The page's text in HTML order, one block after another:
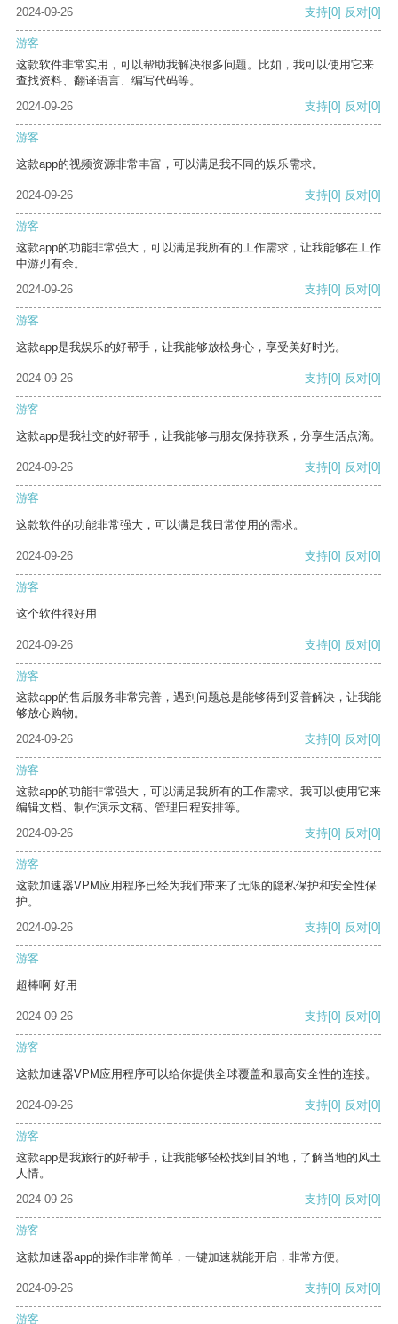
2024-09-26
支持[0] 反对[0]
游客
这款软件非常实用，可以帮助我解决很多问题。比如，我可以使用它来
查找资料、翻译语言、编写代码等。
2024-09-26
支持[0] 反对[0]
游客
这款app的视频资源非常丰富，可以满足我不同的娱乐需求。
2024-09-26 支持[0] 反对[0]
游客
这款app的功能非常强大，可以满足我所有的工作需求，让我能够在工作
中游刃有余。
2024-09-26
支持[0] 反对[0]
游客
这款app是我娱乐的好帮手，让我能够放松身心，享受美好时光。
2024-09-26 支持[0] 反对[0]
游客
这款app是我社交的好帮手，让我能够与朋友保持联系，分享生活点滴。
2024-09-26 支持[0] 反对[0]
游客
这款软件的功能非常强大，可以满足我日常使用的需求。
2024-09-26 支持[0] 反对[0]
游客
这个软件很好用
2024-09-26 支持[0] 反对[0]
游客
这款app的售后服务非常完善，遇到问题总是能够得到妥善解决，让我能
够放心购物。
2024-09-26
支持[0] 反对[0]
游客
这款app的功能非常强大，可以满足我所有的工作需求。我可以使用它来
编辑文档、制作演示文稿、管理日程安排等。
2024-09-26
支持[0] 反对[0]
游客
这款加速器VPM应用程序已经为我们带来了无限的隐私保护和安全性保
护。
2024-09-26
支持[0] 反对[0]
游客
超棒啊 好用
2024-09-26 支持[0] 反对[0]
游客
这款加速器VPM应用程序可以给你提供全球覆盖和最高安全性的连接。
2024-09-26 支持[0] 反对[0]
游客
这款app是我旅行的好帮手，让我能够轻松找到目的地，了解当地的风土
人情。
2024-09-26
支持[0] 反对[0]
游客
这款加速器app的操作非常简单，一键加速就能开启，非常方便。
2024-09-26 支持[0] 反对[0]
游客